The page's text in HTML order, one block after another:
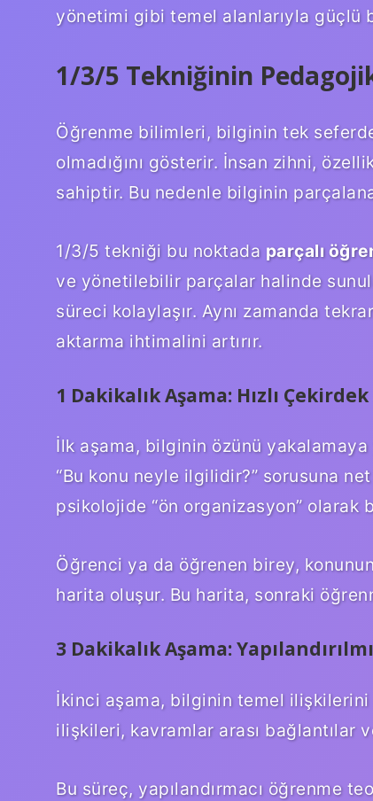
yönetimi gibi temel alanlarıyla güçlü
1/3/5 Tekniğinin
Öğrenme bilimleri, bilginin tek
olmadığını gösterir. İnsan zihni,
sahiptir. Bu nedenle bilginin
1/3/5 tekniği bu noktada parçalı
ve yönetilebilir parçalar halinde
süreci kolaylaşır. Aynı zamanda
aktarma ihtimalini artırır.
1 Dakikalık Aşama: Hızlı
İlk aşama, bilginin özünü
“Bu konu neyle ilgilidir?” sorusuna
psikolojide “ön organizasyon” olarak
Öğrenci ya da öğrenen birey,
harita oluşur. Bu harita, sonraki
3 Dakikalık Aşama:
İkinci aşama, bilginin temel ilişkilerini
ilişkileri, kavramlar arası bağlantılar
Bu süreç, yapılandırmacı öğrenme